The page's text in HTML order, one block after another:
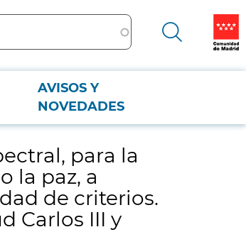
AVISOS Y
NOVEDADES
adjudicar por procedimiento abierto simplificado
para la
la paz, a
de criterios.
Carlos III y